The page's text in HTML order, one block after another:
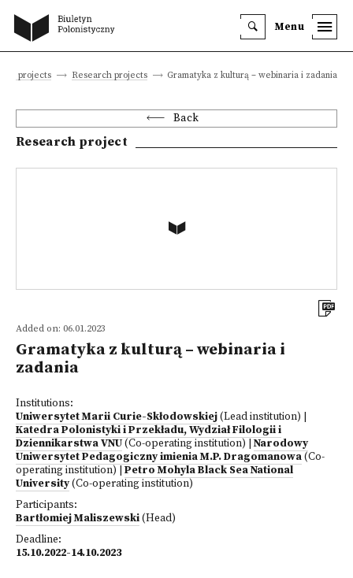
Menu
projects Research projects Gramatyka z kulturą – webinaria i zadania
Back
Research project
Added on: 06.01.2023
Gramatyka z kulturą – webinaria i
zadania
Institutions:
Uniwersytet Marii Curie-Skłodowskiej(Lead institution)
Katedra Polonistyki i Przekładu, Wydział Filologii i
Dziennikarstwa VNU(Co-operating institution)
Narodowy
Uniwersytet Pedagogiczny imienia M.P. Dragomanowa(Co-
operating institution)
Petro Mohyla Black Sea National
University(Co-operating institution)
Participants:
Bartłomiej Maliszewski(Head)
Deadline:
15.10.2022-14.10.2023